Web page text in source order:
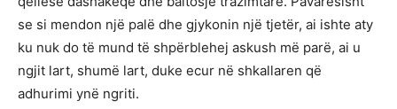
se si mendon një palë dhe gjykonin një tjetër, ai ishte aty
ku nuk do të mund të shpërblehej askush më parë, ai u
ngjit lart, shumë lart, duke ecur në shkallaren që
adhurimi ynë ngriti.